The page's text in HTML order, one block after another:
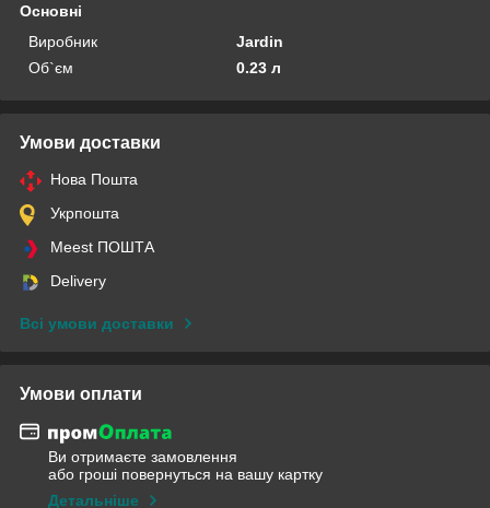
Основні
Виробник
Jardin
Об`єм
0.23 л
Умови доставки
Нова Пошта
Укрпошта
Meest ПОШТА
Delivery
Всі умови доставки
Умови оплати
Ви отримаєте замовлення
або гроші повернуться на вашу картку
Детальніше